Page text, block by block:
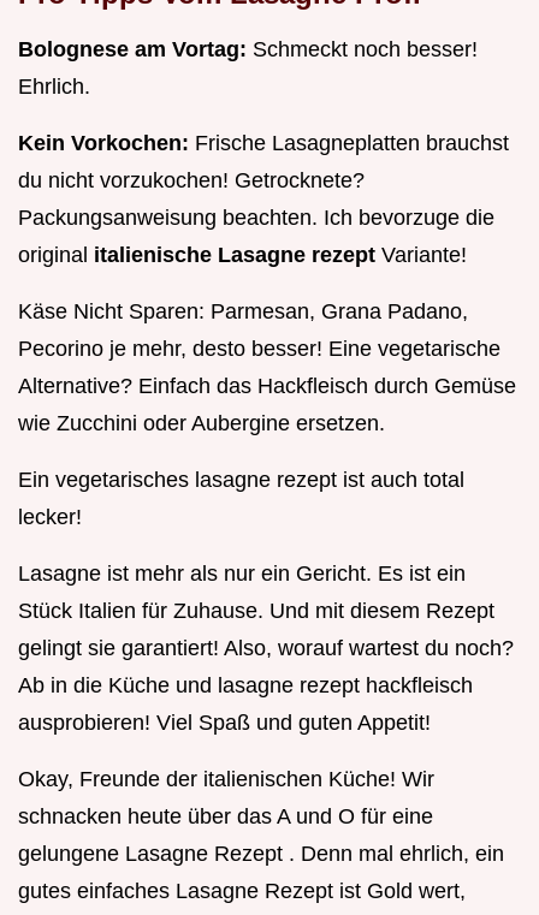
Bolognese am Vortag: Schmeckt noch besser!
Ehrlich.
Kein Vorkochen: Frische Lasagneplatten brauchst
du nicht vorzukochen! Getrocknete?
Packungsanweisung beachten. Ich bevorzuge die
original italienische Lasagne rezept Variante!
Käse Nicht Sparen: Parmesan, Grana Padano,
Pecorino je mehr, desto besser! Eine vegetarische
Alternative? Einfach das Hackfleisch durch Gemüse
wie Zucchini oder Aubergine ersetzen.
Ein vegetarisches lasagne rezept ist auch total
lecker!
Lasagne ist mehr als nur ein Gericht. Es ist ein
Stück Italien für Zuhause. Und mit diesem Rezept
gelingt sie garantiert! Also, worauf wartest du noch?
Ab in die Küche und lasagne rezept hackfleisch
ausprobieren! Viel Spaß und guten Appetit!
Okay, Freunde der italienischen Küche! Wir
schnacken heute über das A und O für eine
gelungene Lasagne Rezept . Denn mal ehrlich, ein
gutes einfaches Lasagne Rezept ist Gold wert,